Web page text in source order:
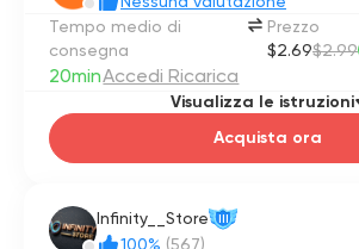
Tempo medio di
consegna
20minAccedi Ricarica
Prezzo
$2.69$2.99
Acquista ora
Visualizza le istruzioni
Infinity__Store III
100% (567)